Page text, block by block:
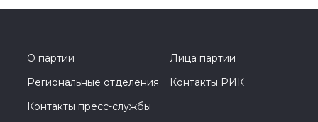
О партии
Лица партии
Региональные отделения
Контакты РИК
Контакты пресс-службы